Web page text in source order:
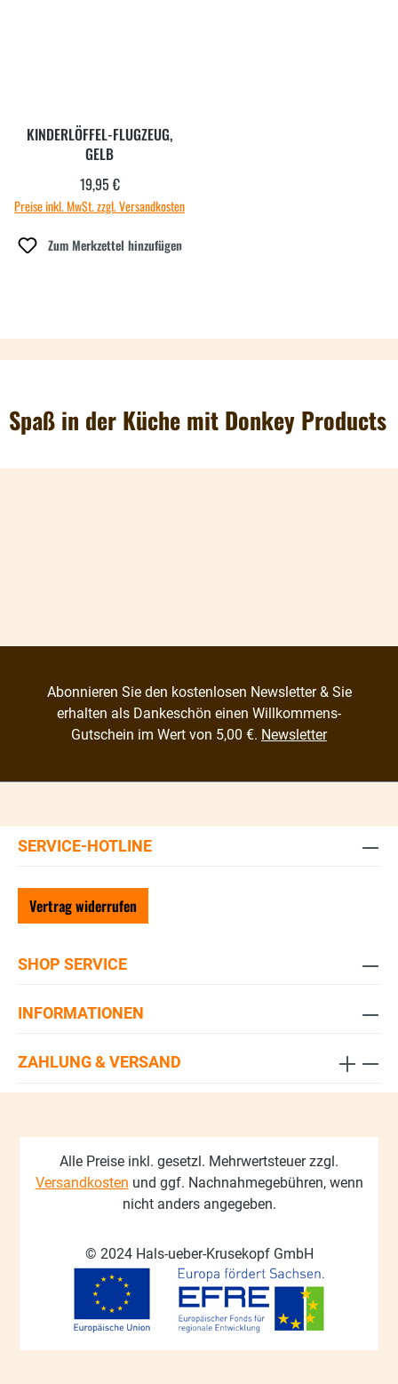
KINDERLÖFFEL-FLUGZEUG,
GELB
Regulärer Preis:
19,95 €
Preise inkl. MwSt. zzgl. Versandkosten
Zum Merkzettel hinzufügen
Spaß in der Küche mit Donkey Products
Abonnieren Sie den kostenlosen Newsletter & Sie
erhalten als Dankeschön einen Willkommens-
Gutschein im Wert von 5,00 €. Newsletter
SERVICE-HOTLINE
Vertrag widerrufen
SHOP SERVICE
INFORMATIONEN
ZAHLUNG & VERSAND
Alle Preise inkl. gesetzl. Mehrwertsteuer zzgl.
Versandkosten und ggf. Nachnahmegebühren, wenn
nicht anders angegeben.
© 2024 Hals-ueber-Krusekopf GmbH